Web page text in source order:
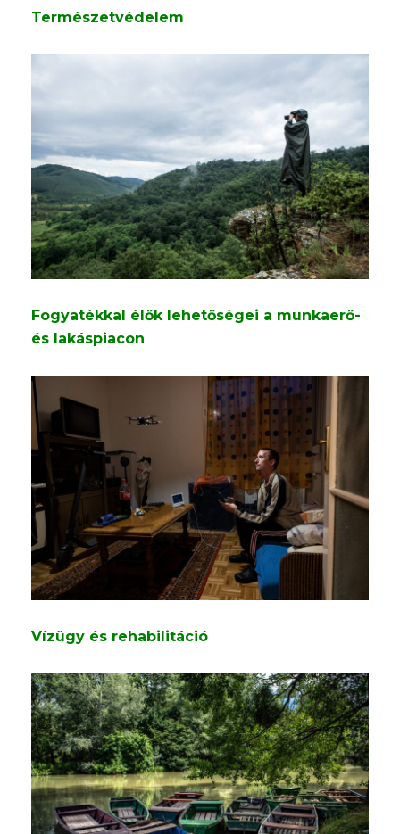
Természetvédelem
Fogyatékkal élők lehetőségei a munkaerő-
és lakáspiacon
Vízügy és rehabilitáció